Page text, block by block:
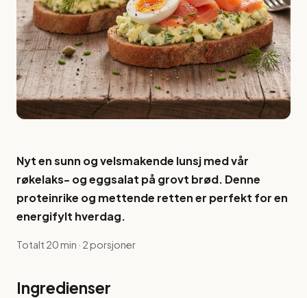
Nyt en sunn og velsmakende lunsj med vår
røkelaks- og eggsalat på grovt brød. Denne
proteinrike og mettende retten er perfekt for en
energifylt hverdag.
Totalt 20 min · 2 porsjoner
Ingredienser